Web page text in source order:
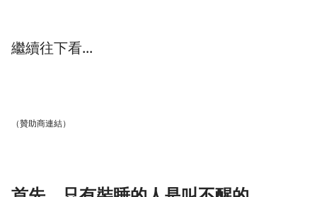
繼續往下看...
（贊助商連結）